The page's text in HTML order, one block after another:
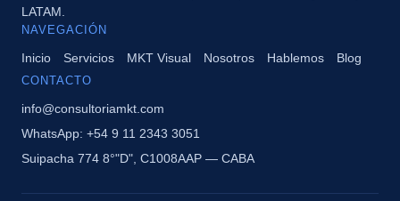
LATAM.
NAVEGACIÓN
Inicio Servicios MKT Visual Nosotros Hablemos Blog
CONTACTO
info@consultoriamkt.com
WhatsApp: +54 9 11 2343 3051
Suipacha 774 8°"D", C1008AAP — CABA